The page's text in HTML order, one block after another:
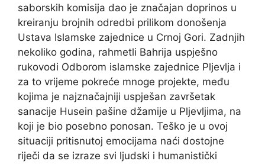
saborskih komisija dao je značajan doprinos u
kreiranju brojnih odredbi prilikom donošenja
Ustava Islamske zajednice u Crnoj Gori. Zadnjih
nekoliko godina, rahmetli Bahrija uspješno
rukovodi Odborom islamske zajednice Pljevlja i
za to vrijeme pokreće mnoge projekte, među
kojima je najznačajniji uspješan završetak
sanacije Husein pašine džamije u Pljevljima, na
koji je bio posebno ponosan. Teško je u ovoj
situaciji pritisnutoj emocijama naći dostojne
riječi da se izraze svi ljudski i humanistički